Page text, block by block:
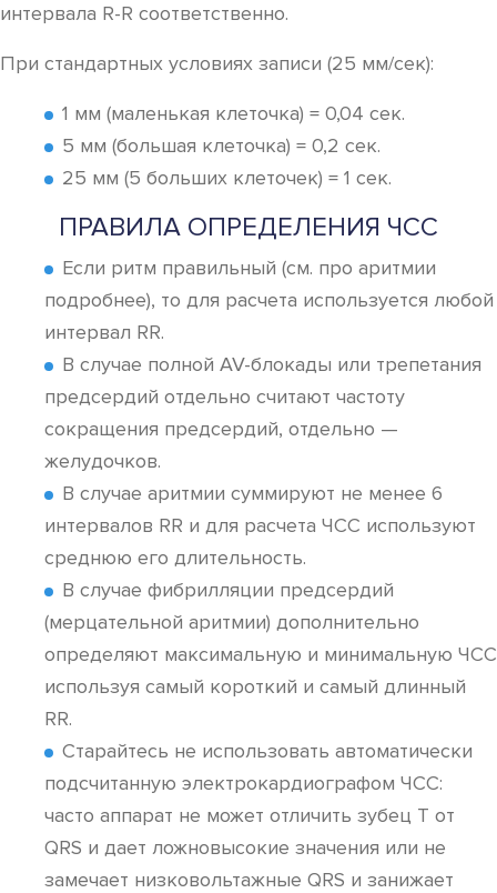
интервала R-R соответственно.
При стандартных условиях записи (25 мм/сек):
1 мм (маленькая клеточка) = 0,04 сек.
5 мм (большая клеточка) = 0,2 сек.
25 мм (5 больших клеточек) = 1 сек.
ПРАВИЛА ОПРЕДЕЛЕНИЯ ЧСС
Если ритм правильный (см. про аритмии
подробнее), то для расчета используется любой
интервал RR.
В случае полной AV-блокады или трепетания
предсердий отдельно считают частоту
сокращения предсердий, отдельно —
желудочков.
В случае аритмии суммируют не менее 6
интервалов RR и для расчета ЧСС используют
среднюю его длительность.
В случае фибрилляции предсердий
(мерцательной аритмии) дополнительно
определяют максимальную и минимальную ЧСС
используя самый короткий и самый длинный
RR.
Старайтесь не использовать автоматически
подсчитанную электрокардиографом ЧСС:
часто аппарат не может отличить зубец Т от
QRS и дает ложновысокие значения или не
замечает низковольтажные QRS и занижает